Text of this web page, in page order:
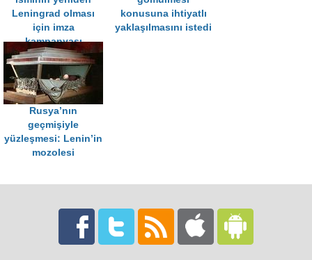
Leningrad olması
için imza
kampanyası
başlatıldı
konusuna ihtiyatlı
yaklaşılmasını istedi
Rusya’nın
geçmişiyle
yüzleşmesi: Lenin’in
mozolesi